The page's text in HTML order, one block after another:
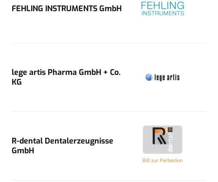
FEHLING INSTRUMENTS GmbH
lege artis Pharma GmbH + Co.
KG
R-dental Dentalerzeugnisse
GmbH